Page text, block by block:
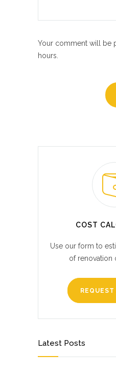
Your comment will be
hours.
COST
Use our form to
of renovation
Latest Posts